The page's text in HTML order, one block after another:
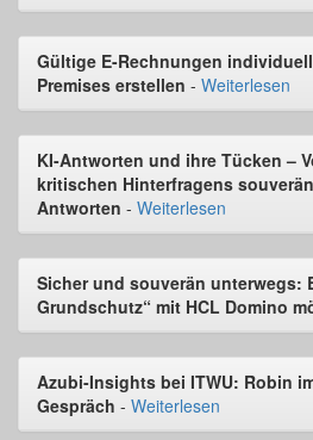
Gültige E-Rechnungen
Premises erstellen - Weiterlesen
KI-Antworten und ihre Tücken –
kritischen Hinterfragens
Antworten - Weiterlesen
Sicher und souverän unterwegs:
Grundschutz“ mit HCL Domino
Azubi-Insights bei ITWU: Robin
Gespräch - Weiterlesen